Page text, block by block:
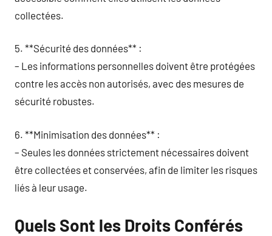
collectées.
5. **Sécurité des données** :
– Les informations personnelles doivent être protégées
contre les accès non autorisés, avec des mesures de
sécurité robustes.
6. **Minimisation des données** :
– Seules les données strictement nécessaires doivent
être collectées et conservées, afin de limiter les risques
liés à leur usage.
Quels Sont les Droits Conférés